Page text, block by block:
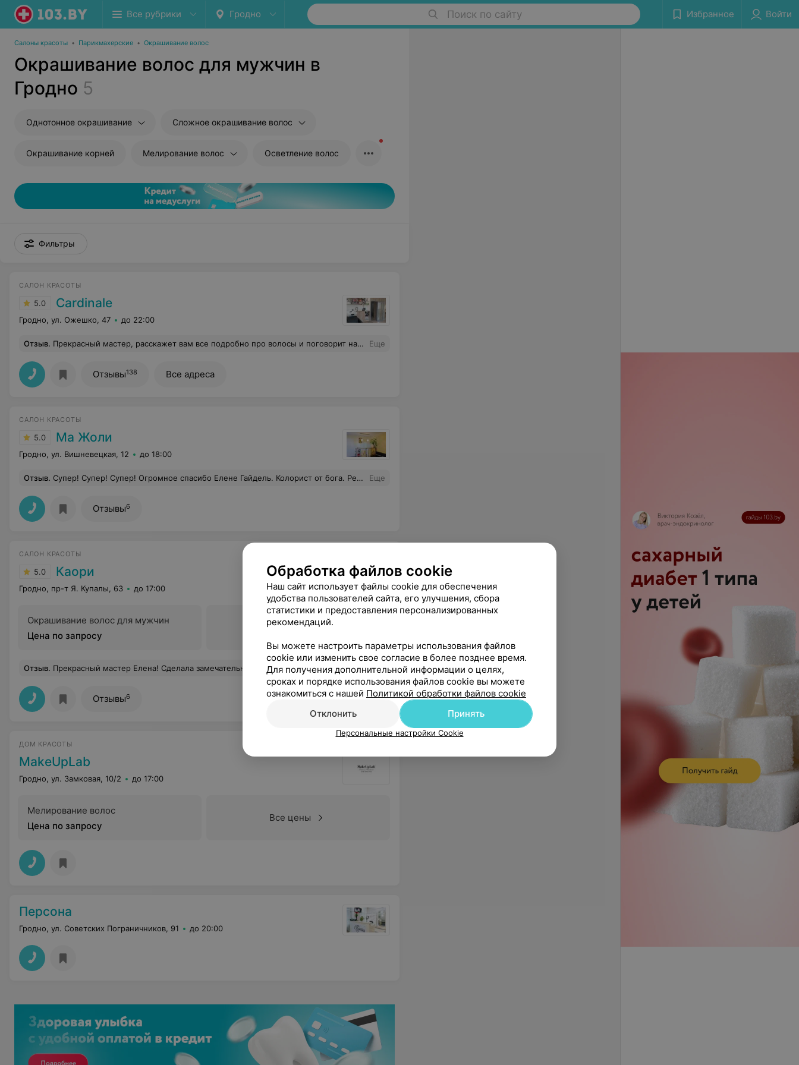
Все рубрики Гродно Поиск по сайту Избранное Войти
Салоны красоты • Парикмахерские • Окрашивание волос
Окрашивание волос для мужчин в
Гродно 5
Однотонное окрашивание Сложное окрашивание волос
Окрашивание корней Мелирование волос Осветление волос
Фильтры
САЛОН КРАСОТЫ
5.0 Cardinale
Гродно, ул. Ожешко, 47 до 22:00
Отзыв. Прекрасный мастер, расскажет вам все подробно про волосы и поговорит на любую тему. Делает все аккуратно и бережно. Очень милая девушка. Я делала выход из блонда и уход, результат шикарный. Очень советую данный салон и данного мастера???????? Еще
Отзывы138 Все адреса
САЛОН КРАСОТЫ
5.0 Ма Жоли
Гродно, ул. Вишневецкая, 12 до 18:00
Отзыв. Супер! Супер! Супер! Огромное спасибо Елене Гайдель. Колорист от бога. Результат превзошёл ожидания. Мастер золотые ручки Внимание , понимание и воплощение. Спасибо! Еще
Отзывы6
САЛОН КРАСОТЫ
5.0 Каори
Гродно, пр-т Я. Купалы, 63 до 17:00
Окрашивание волос для мужчин
Цена по запросу
Все цены
Отзыв. Прекрасный мастер Елена! Сделала замечательную биозавивку! Осталась очень довольна результатом и кучеряшками :) Кто ищет биозавивку и мастера с опытом - рекомендую Елену и Каори Спа в Гродно Еще
Отзывы6
ДОМ КРАСОТЫ
MakeUpLab
Гродно, ул. Замковая, 10/2 до 17:00
Мелирование волос
Цена по запросу
Все цены
Персона
Гродно, ул. Советских Пограничников, 91 до 20:00
Обработка файлов cookie
Наш сайт использует файлы cookie для обеспечения
удобства пользователей сайта, его улучшения, сбора
статистики и предоставления персонализированных
рекомендаций.
Вы можете настроить параметры использования файлов
cookie или изменить свое согласие в более позднее время.
Для получения дополнительной информации о целях,
сроках и порядке использования файлов cookie вы можете
ознакомиться с нашей Политикой обработки файлов cookie
Отклонить
Принять
Персональные настройки Cookie